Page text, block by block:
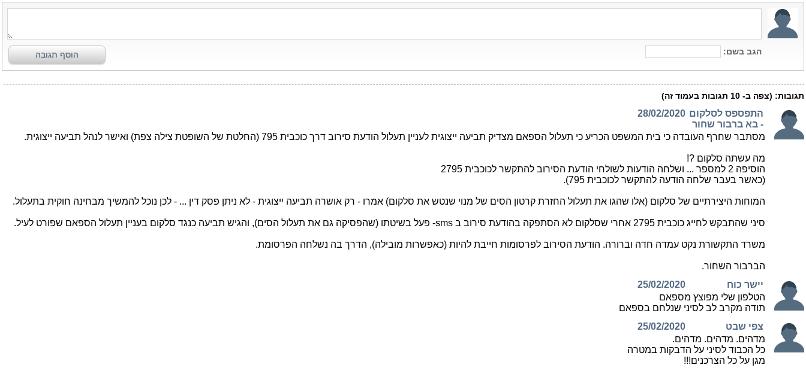
הגב בשם: הוסף תגובה
תגובות: (צפה ב- 10 תגובות בעמוד זה)
התפספס לסלקום
- בא ברבור שחור
28/02/2020
מסתבר שחרף העובדה כי בית המשפט הכריע כי תעלול הספאם מצדיק תביעה ייצוגית לעניין תעלול הודעת סירוב דרך כוכבית 795 (החלטת של השופטת צילה צפת) ואישר לנהל תביעה ייצוגית.
מה עשתה סלקום ?!
הוסיפה 2 למספר ... ושלחה הודעות לשולחי הודעת הסירוב להתקשר לכוכבית 2795
(כאשר בעבר שלחה הודעה להתקשר לכוכבית 795).
המוחות היצירתיים של סלקום (אלו שהגו את תעלול החזרת קרטון הסים של מנוי שנטש את סלקום) אמרו - רק אושרה תביעה ייצוגית - לא ניתן פסק דין ... - לכן נוכל להמשיך מבחינה חוקית בתעלול.
סיני שהתבקש לחייג כוכבית 2795 אחרי שסלקום לא הסתפקה בהודעת סירוב ב sms- פעל בשיטתו (שהפסיקה גם את תעלול הסים), והגיש תביעה כנגד סלקום בעניין תעלול הספאם שפורט לעיל.
משרד התקשורת נקט עמדה חדה וברורה. הודעת הסירוב לפרסומות חייבת להיות (כאפשרות מובילה), הדרך בה נשלחה הפרסומת.
הברבור השחור.
יישר כוח
25/02/2020
הטלפון שלי מפוצץ מספאם
תודה מקרב לב לסיני שנלחם בספאם
צפי שבט
25/02/2020
מדהים. מדהים. מדהים.
כל הכבוד לסיני על הדבקות במטרה
מגן על כל הצרכנים!!!